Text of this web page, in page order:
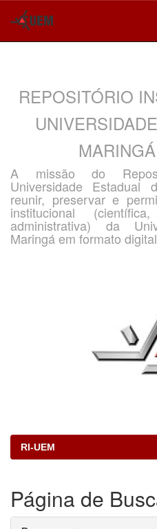
REPOSITÓRIO
A missão do
Universidade Estadual
reunir, preservar e
institucional
administrativa) da
Maringá em formato
RI-UEM
Página de